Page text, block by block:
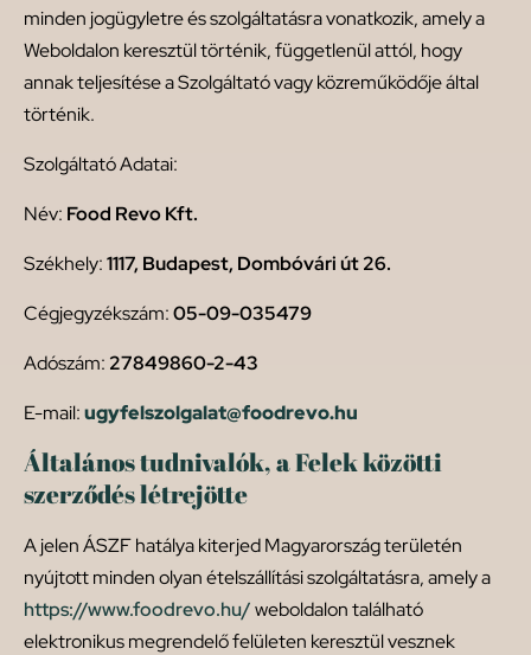
minden jogügyletre és szolgáltatásra vonatkozik, amely a
Weboldalon keresztül történik, függetlenül attól, hogy
annak teljesítése a Szolgáltató vagy közreműködője által
történik.
Szolgáltató Adatai:
Név: Food Revo Kft.
Székhely:1117, Budapest, Dombóvári út 26.
Cégjegyzékszám:05-09-035479
Adószám: 27849860-2-43
E-mail:ugyfelszolgalat@foodrevo.hu
Általános tudnivalók, a Felek közötti
szerződés létrejötte
A jelen ÁSZF hatálya kiterjed Magyarország területén
nyújtott minden olyan ételszállítási szolgáltatásra, amely a
https://www.foodrevo.hu/weboldalon található
elektronikus megrendelő felületen keresztül vesznek